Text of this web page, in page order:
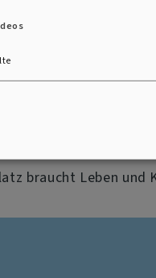
braucht Leben und